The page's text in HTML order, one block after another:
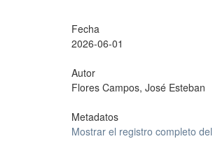
Fecha
2026-06-01
Autor
Flores Campos, José Esteban
Metadatos
Mostrar el registro completo